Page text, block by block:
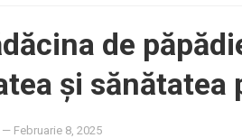
de
și sănătatea
— Februarie 8, 2025